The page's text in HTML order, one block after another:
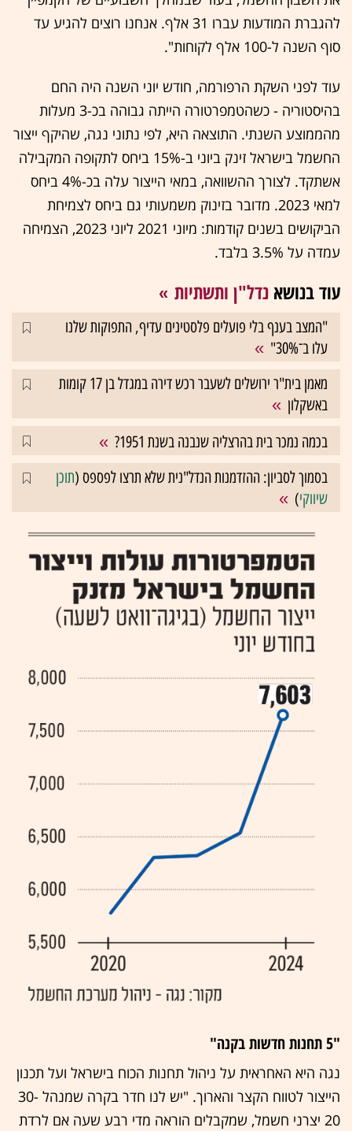
להגברת המודעות עברו 31 אלף. אנחנו רוצים להגיע עד
סוף השנה ל-100 אלף לקוחות".
עוד לפני השקת הרפורמה, חודש יוני השנה היה החם
בהיסטוריה - כשהטמפרטורה הייתה גבוהה בכ-3 מעלות
מהממוצע השנתי. התוצאה היא, לפי נתוני נגה, שהיקף ייצור
החשמל בישראל זינק ביוני ב-15% ביחס לתקופה המקבילה
אשתקד. לצורך ההשוואה, במאי הייצור עלה בכ-4% ביחס
למאי 2023. מדובר בזינוק משמעותי גם ביחס לצמיחת
הביקושים בשנים קודמות: מיוני 2021 ליוני 2023, הצמיחה
עמדה על 3.5% בלבד.
עוד בנושא נדל"ן ותשתיות
"המצב בענף בלי פועלים פלסטינים עדיף, התפוקות שלנו
עלו ב־30%"
מאמן בית"ר ירושלים לשעבר רכש דירה במגדל בן 17 קומות
באשקלון
בכמה נמכר בית בהרצליה שנבנה בשנת 1951?
בסמוך לסביון: ההזדמנות הנדל"נית שלא תרצו לפספס (תוכן
שיווקי)
"5 תחנות חדשות בקנה"
נגה היא האחראית על ניהול תחנות הכוח בישראל ועל תכנון
הייצור לטווח הקצר והארוך. "יש לנו חדר בקרה שמנהל 30-
20 יצרני חשמ
ל, שמקבלים הוראה מדי רבע שעה אם לרדת